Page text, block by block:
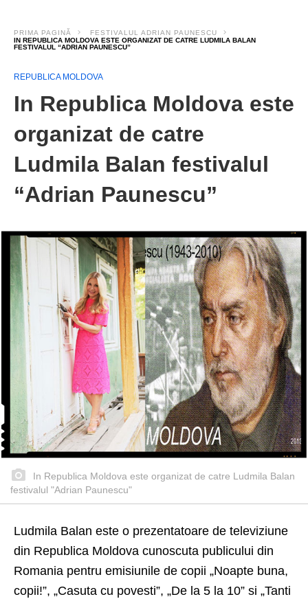
PRIMA PAGINĂ
FESTIVALUL ADRIAN PAUNESCU
IN REPUBLICA MOLDOVA ESTE ORGANIZAT DE CATRE LUDMILA BALAN
FESTIVALUL “ADRIAN PAUNESCU”
REPUBLICA MOLDOVA
In Republica Moldova este
organizat de catre
Ludmila Balan festivalul
“Adrian Paunescu”
In Republica Moldova este organizat de catre Ludmila Balan
festivalul "Adrian Paunescu"
Ludmila Balan este o prezentatoare de televiziune
din Republica Moldova cunoscuta publicului din
Romania pentru emisiunile de copii „Noapte buna,
copii!”, „Casuta cu povesti”, „De la 5 la 10” si „Tanti